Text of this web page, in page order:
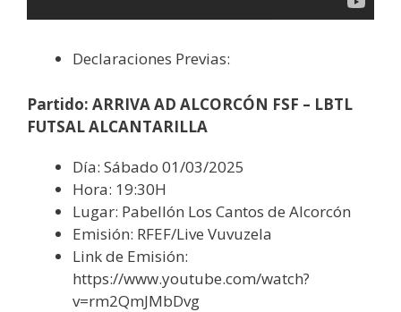
Declaraciones Previas:
Partido: ARRIVA AD ALCORCÓN FSF – LBTL
FUTSAL ALCANTARILLA
Día: Sábado 01/03/2025
Hora: 19:30H
Lugar: Pabellón Los Cantos de Alcorcón
Emisión: RFEF/Live Vuvuzela
Link de Emisión:
https://www.youtube.com/watch?
v=rm2QmJMbDvg